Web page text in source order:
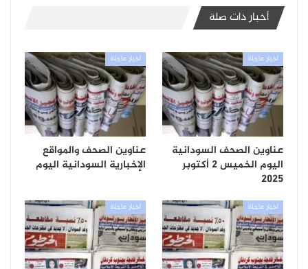
أخبار ذات صلة
أخبار عاجلة
عناوين الصحف السودانية
اليوم الخميس 2 أكتوبر
2025
أخبار عاجلة
عناوين الصحف والمواقع
الإخبارية السودانية اليوم
أخبار عاجلة أخبار عاجلة